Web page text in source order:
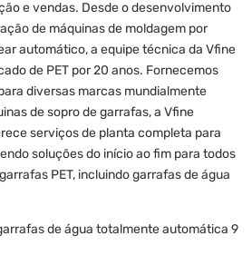
e vendas. Desde o desenvolvimento
de máquinas de moldagem por
automático, a equipe técnica da Vfine
de PET por 20 anos. Fornecemos
diversas marcas mundialmente
de sopro de garrafas, a Vfine
serviços de planta completa para
soluções do início ao fim para todos
PET, incluindo garrafas de água